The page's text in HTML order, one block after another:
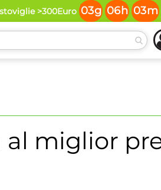
>300Euro 03g 06h 03m
miglior